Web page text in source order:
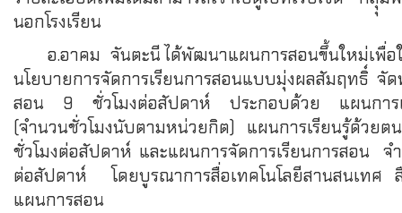
นอกโรงเรียน
อ.อาคม จันตะนี ได้พัฒนาแผนการสอนขึ้นใหม่เพื่อ
นโยบายการจัดการเรียนการสอนแบบมุ่งผลสัมฤทธิ์ จั
สอน 9 ชั่วโมงต่อสัปดาห์ ประกอบด้วย แผนการเ
(จำนวนชั่วโมงนับตามหน่วยกิต) แผนการเรียนรู้ด้วย
ชั่วโมงต่อสัปดาห์ และแผนการจัดการเรียนการสอน
ต่อสัปดาห์ โดยบูรณาการสื่อเทคโนโลยีสานสนเทศ สื่
แผนการสอน